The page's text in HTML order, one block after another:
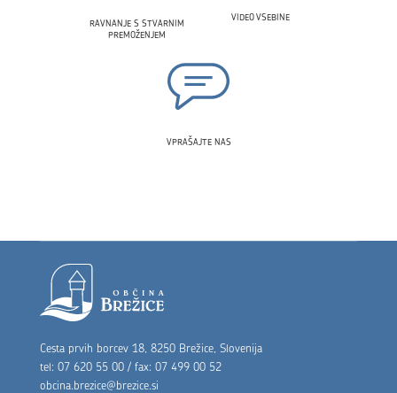
RAVNANJE S STVARNIM
PREMOŽENJEM
VIDEO VSEBINE
VPRAŠAJTE NAS
Noga strani
Cesta prvih borcev 18, 8250 Brežice, Slovenija
tel: 07 620 55 00 / fax: 07 499 00 52
obcina.brezice@brezice.si